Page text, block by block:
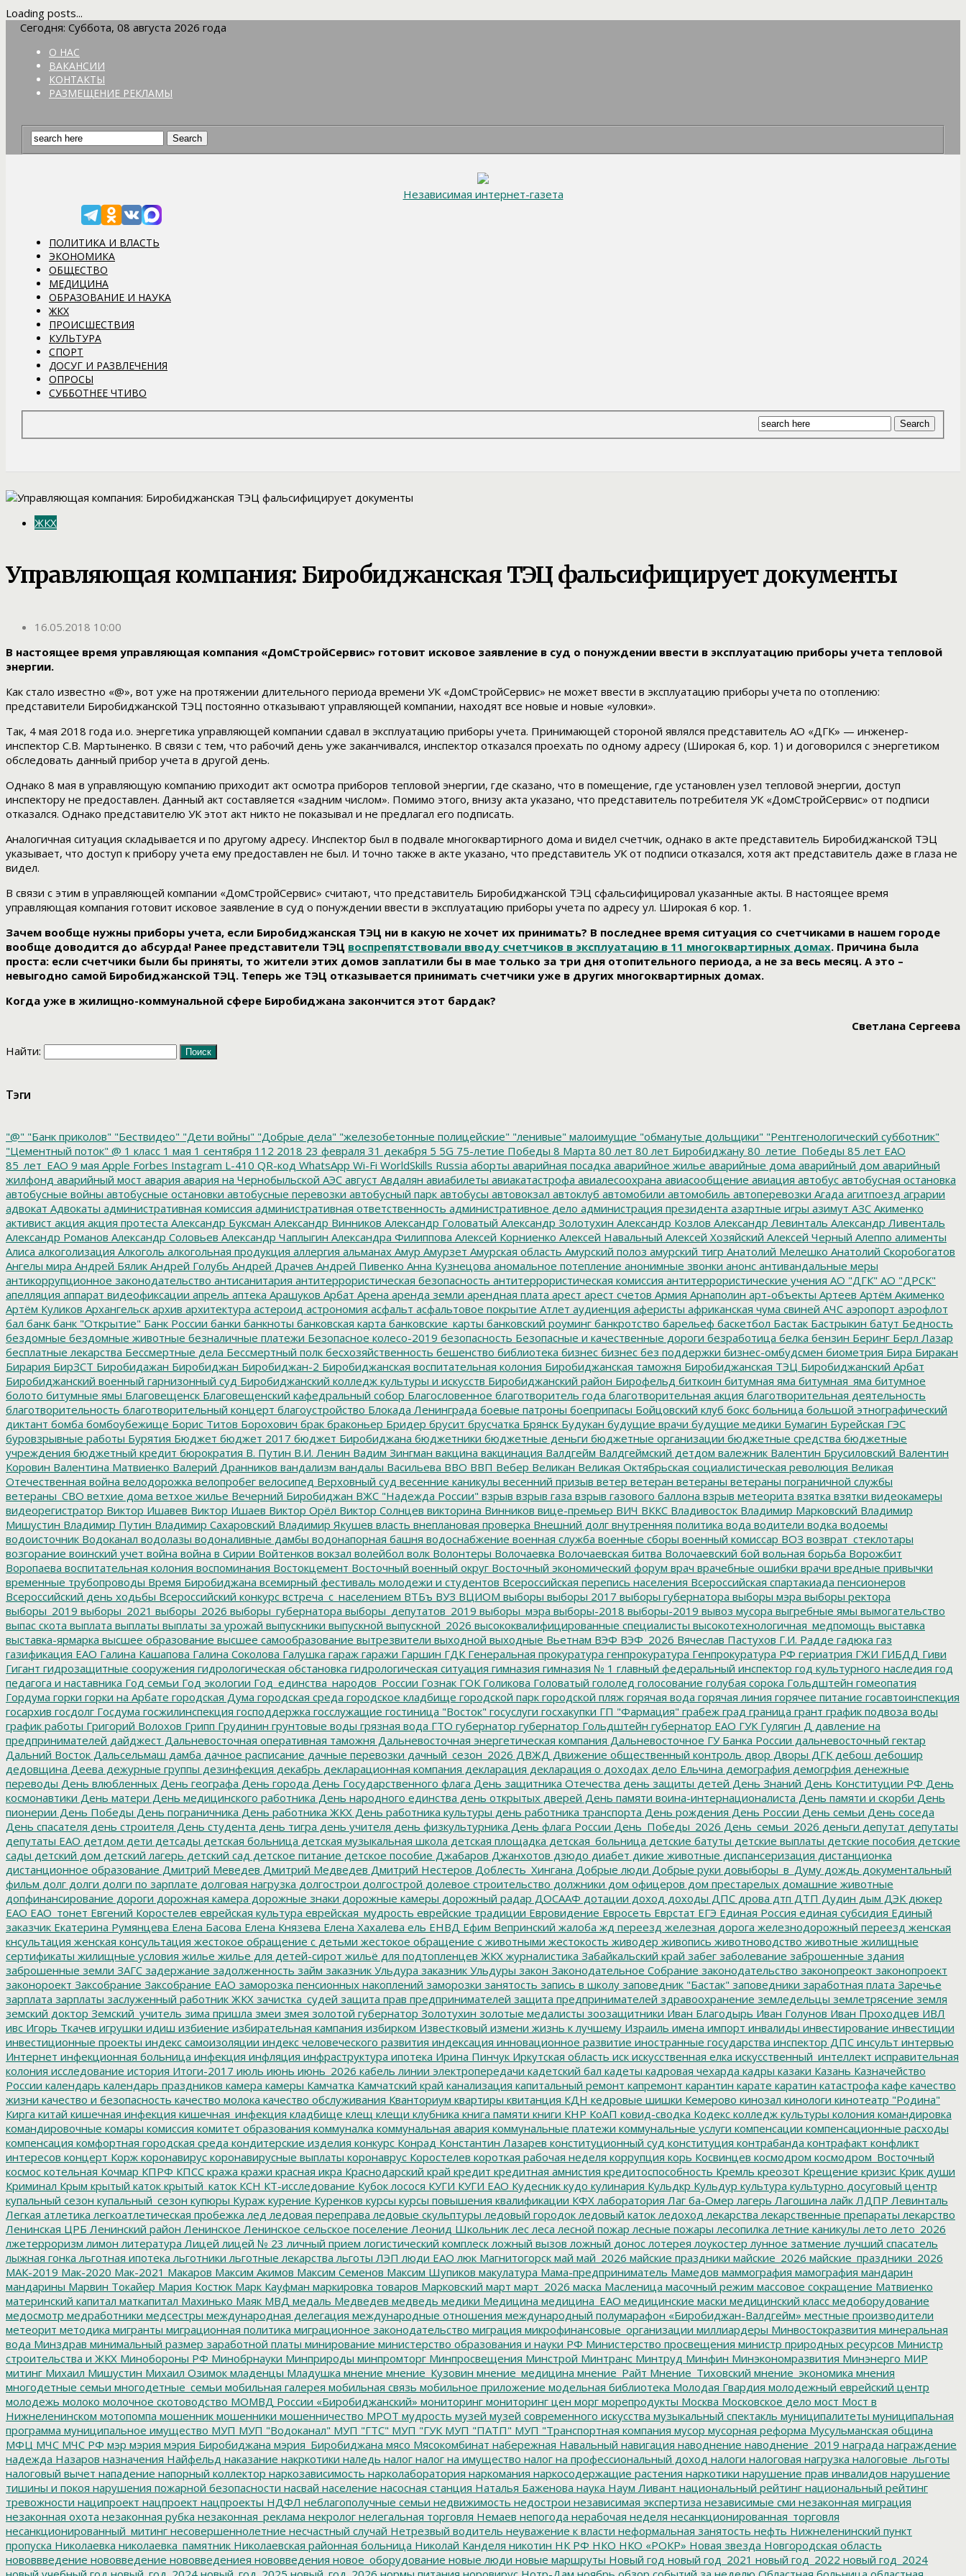
Loading posts...
Сегодня: Суббота, 08 августа 2026 года
О НАС
ВАКАНСИИ
КОНТАКТЫ
РАЗМЕЩЕНИЕ РЕКЛАМЫ
Независимая интернет-газета
ПОЛИТИКА И ВЛАСТЬ
ЭКОНОМИКА
ОБЩЕСТВО
МЕДИЦИНА
ОБРАЗОВАНИЕ И НАУКА
ЖКХ
ПРОИСШЕСТВИЯ
КУЛЬТУРА
СПОРТ
ДОСУГ И РАЗВЛЕЧЕНИЯ
ОПРОСЫ
СУББОТНЕЕ ЧТИВО
ЖКХ
Управляющая компания: Биробиджанская ТЭЦ фальсифицирует документы
16.05.2018 10:00
В настоящее время управляющая компания «ДомСтройСервис» готовит исковое заявление в суд о понуждении ввести в эксплуатацию приборы учета тепловой
энергии.
Как стало известно «@», вот уже на протяжении длительного периода времени УК «ДомСтройСервис» не может ввести в эксплуатацию приборы учета по отоплению:
представители Биробиджанской ТЭЦ постоянно отказывают управляющей компании, находят все новые и новые «уловки».
Так, 4 мая 2018 года и.о. энергетика управляющей компании сдавал в эксплуатацию приборы учета. Принимающей стороной являлся представитель АО «ДГК» — инженер-
инспектор С.В. Мартыненко. В связи с тем, что рабочий день уже заканчивался, инспектор отказался проехать по одному адресу (Широкая 6, кор. 1) и договорился с энергетиком
обследовать данный прибор учета в другой день.
Однако 8 мая в управляющую компанию приходит акт осмотра приборов тепловой энергии, где сказано, что в помещение, где установлен узел тепловой энергии, доступ
инспектору не предоставлен. Данный акт составляется «задним числом». Помимо этого, внизу акта указано, что представитель потребителя УК «ДомСтройСервис» от подписи
отказался. Однако представителю УК этот акт никто не показывал и не предлагал его подписать.
Аналогичная ситуация складывается и по другому адресу. Инспектор был в подвале многоквартирного дома и видел счетчик, однако в акте представитель Биробиджанской ТЭЦ
указывает, что доступ к прибору учета ему предоставлен не был. И точно также в акте указано, что представитель УК от подписи отказался, хотя акт представитель даже в глаза не
видел.
В связи с этим в управляющей компании «ДомСтройСервис» считают, что представитель Биробиджанской ТЭЦ сфальсифицировал указанные акты. В настоящее время
управляющая компания готовит исковое заявление в суд о понуждении ввести в эксплуатацию приборы учета по адресу ул. Широкая 6 кор. 1.
Зачем вообще нужны приборы учета, если Биробиджанская ТЭЦ ни в какую не хочет их принимать? В последнее время ситуация со счетчиками в нашем городе
вообще доводится до абсурда! Ранее представители ТЭЦ воспрепятствовали вводу счетчиков в эксплуатацию в 11 многоквартирных домах. Причина была
проста: если счетчики были бы приняты, то жители этих домов заплатили бы в мае только за три дня отопительного периода, а не за весь месяц. А это –
невыгодно самой Биробиджанской ТЭЦ. Теперь же ТЭЦ отказывается принимать счетчики уже в других многоквартирных домах.
Когда уже в жилищно-коммунальной сфере Биробиджана закончится этот бардак?
Светлана Сергеева
Найти:
Тэги
"@" "Банк приколов" "Бествидео" "Дети войны" "Добрые дела" "железобетонные полицейские" "ленивые" малоимущие "обманутые дольщики" "Рентгенологический субботник"
"Цементный поток" @ 1 класс 1 мая 1 сентября 112 2018 23 февраля 31 декабря 5 5G 75-летие Победы 8 Марта 80 лет 80 лет Биробиджану 80_летие_Победы 85 лет ЕАО
85_лет_ЕАО 9 мая Apple Forbes Instagram L-410 QR-код WhatsApp Wi-Fi WorldSkills Russia аборты аварийная посадка аварийное жилье аварийные дома аварийный дом аварийный
жилфонд аварийный мост авария авария на Чернобыльской АЭС август Авдалян авиабилеты авиакатастрофа авиалесоохрана авиасообщение авиация автобус автобусная остановка
автобусные войны автобусные остановки автобусные перевозки автобусный парк автобусы автовокзал автоклуб автомобили автомобиль автоперевозки Агада агитпоезд аграрии
адвокат Адвокаты административная комиссия административная ответственность административное дело администрация президента азартные игры азимут АЗС Акименко
активист акция акция протеста Александр Буксман Александр Винников Александр Головатый Александр Золотухин Александр Козлов Александр Левинталь Александр Ливенталь
Александр Романов Александр Соловьев Александр Чаплыгин Александра Филиппова Алексей Корниенко Алексей Навальный Алексей Хозяйский Алексей Черный Алеппо алименты
Алиса алкоголизация Алкоголь алкогольная продукция аллергия альманах Амур Амурзет Амурская область Амурский полоз амурский тигр Анатолий Мелешко Анатолий Скоробогатов
Ангелы мира Андрей Бялик Андрей Голубь Андрей Драчев Андрей Пивенко Анна Кузнецова аномальное потепление анонимные звонки анонс антивандальные меры
антикоррупционное законодательство антисанитария антитеррористическая безопасность антитеррористическая комиссия антитеррористические учения АО "ДГК" АО "ДРСК"
апелляция аппарат видеофиксации апрель аптека Арашуков Арбат Арена аренда земли арендная плата арест арест счетов Армия Арнаполин арт-объекты Артеев Артём Акименко
Артём Куликов Архангельск архив архитектура астероид астрономия асфальт асфальтовое покрытие Атлет аудиенция аферисты африканская чума свиней АЧС аэропорт аэрофлот
бал банк банк "Открытие" Банк России банки банкноты банковская карта банковские_карты банковский роуминг банкротство барельеф баскетбол Бастак Бастрыкин батут Бедность
бездомные бездомные животные безналичные платежи Безопасное колесо-2019 безопасность Безопасные и качественные дороги безработица белка бензин Беринг Берл Лазар
бесплатные лекарства Бессмертные дела Бессмертный полк бесхозяйственность бешенство библиотека бизнес бизнес без поддержки бизнес-омбудсмен биометрия Бира Биракан
Бирария БирЗСТ Биробидажан Биробиджан Биробиджан-2 Биробиджанская воспитательная колония Биробиджанская таможня Биробиджанская ТЭЦ Биробиджанский Арбат
Биробиджанский военный гарнизонный суд Биробиджанский колледж культуры и искусств Биробиджанский район Бирофельд биткоин битумная яма битумная_яма битумное
болото битумные ямы Благовещенск Благовещенский кафедральный собор Благословенное благотворитель года благотворительная акция благотворительная деятельность
благотворительность благотворительный концерт благоустройство Блокада Ленинграда боевые патроны боеприпасы Бойцовский клуб бокс больница большой этнографический
диктант бомба бомбоубежище Борис Титов Борохович брак браконьер Бридер брусит брусчатка Брянск Будукан будущие врачи будущие медики Бумагин Бурейская ГЭС
буровзрывные работы Бурятия Бюджет бюджет 2017 бюджет Биробиджана бюджетники бюджетные деньги бюджетные организации бюджетные средства бюджетные
учреждения бюджетный кредит бюрократия В. Путин В.И. Ленин Вадим Зингман вакцина вакцинация Валдгейм Валдгеймский детдом валежник Валентин Брусиловский Валентин
Коровин Валентина Матвиенко Валерий Дранников вандализм вандалы Васильева ВВО ВВП Вебер Великан Великая Октябрьская социалистическая революция Великая
Отечественная война велодорожка велопробег велосипед Верховный суд весенние каникулы весенний призыв ветер ветеран ветераны ветераны пограничной службы
ветераны_СВО ветхие дома ветхое жилье Вечерний Биробиджан ВЖС "Надежда России" взрыв взрыв газа взрыв газового баллона взрыв метеорита взятка взятки видеокамеры
видеорегистратор Виктор Ишавев Виктор Ишаев Виктор Орёл Виктор Солнцев викторина Винников вице-премьер ВИЧ ВККС Владивосток Владимир Марковский Владимир
Мишустин Владимир Путин Владимир Сахаровский Владимир Якушев власть внеплановая проверка Внешний долг внутренняя политика вода водители водка водоемы
водоисточник Водоканал водолазы водоналивные дамбы водонапорная башня водоснабжение военная служба военные сборы военный комиссар ВОЗ возврат_стеклотары
возгорание воинский учет война война в Сирии Войтенков вокзал волейбол волк Волонтеры Волочаевка Волочаевская битва Волочаевский бой вольная борьба Ворожбит
Воропаева воспитательная колония воспоминания Востокцемент Восточный военный округ Восточный экономический форум врач врачебные ошибки врачи вредные привычки
временные трубопроводы Время Биробиджана всемирный фестиваль молодежи и студентов Всероссийская перепись населения Всероссийская спартакиада пенсионеров
Всероссийский день ходьбы Всероссийский конкурс встреча_с_населением ВТБъ ВУЗ ВЦИОМ выборы выборы 2017 выборы губернатора выборы мэра выборы ректора
выборы_2019 выборы_2021 выборы_2026 выборы_губернатора выборы_депутатов_2019 выборы_мэра выборы-2018 выборы-2019 вывоз мусора выгребные ямы вымогательство
выпас скота выплата выплаты выплаты за урожай выпускники выпускной выпускной_2026 высококвалифицированные специалисты высокотехнологичная_медпомощь выставка
выставка-ярмарка высшее образование высшее самообразование вытрезвители выходной выходные Вьетнам ВЭФ ВЭФ_2026 Вячеслав Пастухов Г.И. Радде гадюка газ
газификация ЕАО Галина Кашапова Галина Соколова Галушка гараж гаражи Гаршин ГДК Генеральная прокуратура генпрокуратура Генпрокуратура РФ гериатрия ГЖИ ГИБДД Гиви
Гигант гидрозащитные сооружения гидрологическая обстановка гидрологическая ситуация гимназия гимназия № 1 главный федеральный инспектор год культурного наследия год
педагога и наставника Год семьи Год экологии Год_единства_народов_России Гознак ГОК Голикова Головатый гололед голосование голубая сорока Гольдштейн гомеопатия
Гордума горки горки на Арбате городская Дума городская среда городское кладбище городской парк городской пляж горячая вода горячая линия горячее питание госавтоинспекция
госархив госдолг Госдума госжилинспекция господдержка госслужащие гостиница "Восток" госуслуги госхакупки ГП "Фармация" грабеж град граница грант график подвоза воды
график работы Григорий Волохов Грипп Грудинин грунтовые воды грязная вода ГТО губернатор губернатор Гольдштейн губернатор ЕАО ГУК Гулягин Д давление на
предпринимателей дайджест Дальневосточная оперативная таможня Дальневосточная энергетическая компания Дальневосточное ГУ Банка России дальневосточный гектар
Дальний Восток Дальсельмаш дамба дачное расписание дачные перевозки дачный_сезон_2026 ДВЖД Движение общественный контроль двор Дворы ДГК дебош дебошир
дедовщина Деева дежурные группы дезинфекция декабрь декларационная компания декларация декларация о доходах дело Ельчина демография демогрфия денежные
переводы День влюбленных День географа День города День Государственного флага День защитника Отечества день защиты детей День Знаний День Конституции РФ День
космонавтики День матери День медицинского работника День народного единства день открытых дверей День памяти воина-интернационалиста День памяти и скорби День
пионерии День Победы День пограничника День работника ЖКХ День работника культуры день работника транспорта День рождения День России День семьи День соседа
День спасателя день строителя День студента день тигра день учителя день физкультурника День флага России День_Победы_2026 День_семьи_2026 деньги депутат депутаты
депутаты ЕАО детдом дети детсады детская больница детская музыкальная школа детская площадка детская_больница детские батуты детские выплаты детские пособия детские
сады детский дом детский лагерь детский сад детское питание детское пособие Джабаров Джанхотов дзюдо диабет дикие животные диспансеризация дистанционка
дистанционное образование Дмитрий Меведев Дмитрий Медведев Дмитрий Нестеров Доблесть_Хингана Добрые люди Добрые руки довыборы_в_Думу дождь документальный
фильм долг долги долги по зарплате долговая нагрузка долгострои долгострой долевое строительство должники дом офицеров дом престарелых домашние животные
допфинансирование дороги дорожная камера дорожные знаки дорожные камеры дорожный радар ДОСААФ дотации доход доходы ДПС дрова дтп ДТП Дудин дым ДЭК дюкер
ЕАО ЕАО_тонет Евгений Коростелев еврейская культура еврейская_мудрость еврейские традиции Евровидение Евросеть Еврстат ЕГЭ Единая Россия единая субсидия Единый
заказчик Екатерина Румянцева Елена Басова Елена Князева Елена Хахалева ель ЕНВД Ефим Вепринский жалоба жд переезд железная дорога железнодорожный переезд женская
кнсультация женская консультация жестокое обращение с детьми жестокое обращение с животными жестокость живодер живопись животноводство животные жилищные
сертификаты жилищные условия жилье жилье для детей-сирот жильё для подтопленцев ЖКХ журналистика Забайкальский край забег заболевание заброшенные здания
заброшенные земли ЗАГС задержание задолженность займ заказник Ульдура заказник Ульдуры закон Законодательное Собрание законодательство законопреокт законопроект
законороект Заксобрание Заксобрание ЕАО заморозка пенсионных накоплений заморозки занятость запись в школу заповедник "Бастак" заповедники заработная плата Заречье
зарплата зарплаты заслуженный работник ЖКХ зачистка_судей защита прав предпринимателей защита предпринимателей здравоохранение земледельцы землетрясение земля
земский доктор Земский_учитель зима пришла змеи змея золотой губернатор Золотухин золотые медалисты зоозащитники Иван Благодырь Иван Голунов Иван Проходцев ИВЛ
ивс Игорь Ткачев игрушки идиш избиение избирательная кампания избирком Известковый измени жизнь к лучшему Израиль имена импорт инвалиды инвестирование инвестиции
инвестиционные проекты индекс самоизоляции индекс человеческого развития индексация инновационное развитие иностранные государства инспектор ДПС инсульт интервью
Интернет инфекционная больница инфекция инфляция инфраструктура ипотека Ирина Пинчук Иркутская область иск искусственная елка искусственный_интеллект исправительная
колония исследование история Итоги-2017 июль июнь июнь_2026 кабель линии электропередачи кадетский бал кадеты кадровая чехарда кадры казаки Казань Казначейство
России календарь календарь праздников камера камеры Камчатка Камчатский край канализация капитальный ремонт капремонт карантин карате каратин катастрофа кафе качество
жизни качество и безопасность качество молока качество обслуживания Кванториум квартиры квитанция КДН кедровые шишки Кемерово кинозал кинологи кинотеатр "Родина"
Кирга китай кишечная инфекция кишечная_инфекция кладбище клещ клещи клубника книга памяти книги КНР КоАП ковид-сводка Кодекс колледж культуры колония командировка
командировочные комары комиссия комитет образования коммуналка коммунальная авария коммунальные платежи коммунальные услуги компенсации компенсационные расходы
компенсация комфортная городская среда кондитерские изделия конкурс Конрад Константин Лазарев конституционный суд конституция контрабанда контрафакт конфликт
интересов концерт Корж коронавирус коронавирусные выплаты коронаврус Коростелев короткая рабочая неделя коррупция корь Косвинцев космодром космодром_Восточный
космос котельная Кочмар КПРФ КПСС кража кражи красная икра Краснодарский край кредит кредитная амнистия кредитоспособность Кремль креозот Крещение кризис Крик души
Криминал Крым крытый каток крытый_каток КСН КТ-исследование Кубок лосося КУГИ КУГИ ЕАО Кудесник кудо кулинария Кульдкр Кульдур культура культурно досуговый центр
купальный сезон купальный_сезон купюры Кураж курение Куренков курсы курсы повышения квалификации КФХ лаборатория Лаг ба-Омер лагерь Лагошина лайк ЛДПР Левинталь
Легкая атлетика легкоатлетическая пробежка лед ледовая переправа ледовые скульптуры ледовый городок ледовый каток ледоход лекарства лекарственные препараты лекарство
Ленинская ЦРБ Ленинский район Ленинское Ленинское сельское поселение Леонид Школьник лес леса лесной пожар лесные пожары лесопилка летние каникулы лето лето_2026
лжетерроризм лимон литература Лицей лицей № 23 личный прием логистический комплеск ложный вызов ложный донос лотерея лоукостер лунное затмение лучший спасатель
лыжная гонка льготная ипотека льготники льготные лекарства льготы ЛЭП люди ЕАО люк Магнитогорск май май_2026 майские праздники майские_2026 майские_праздники_2026
МАК-2019 Мак-2020 Мак-2021 Макаров Максим Акимов Максим Семенов Максим Шупиков макулатура Мама-предприниматель Мамедов маммография мамография мандарин
мандарины Марвин Токайер Мария Костюк Марк Кауфман маркировка товаров Марковский март март_2026 маска Масленица масочный режим массовое сокращение Матвиенко
материнский капитал маткапитал Махинько Маяк МВД медаль Медведев медведь медики Медицина медицина_ЕАО медицинские маски медицинский класс медоборудование
медосмотр медработники медсестры международная делегация международные отношения международный полумарафон «Биробиджан-Валдгейм» местные производители
метеорит методика мигранты миграционная политика миграционное законодательство миграция микрофинансовые_организации миллиардеры Минвостокразвития минеральная
вода Минздрав минимальный размер заработной платы минирование министерство образования и науки РФ Министерство просвещения министр природных ресурсов Министр
строительства и ЖКХ Минобороны РФ Минобрнауки Минприроды минпромторг Минпросвещения Минстрой Минтранс Минтруд Минфин Минэкономразвития Минэнерго МИР
митинг Михаил Мишустин Михаил Озимок младенцы Младушка мнение мнение_Кузовин мнение_медицина мнение_Райт Мнение_Тиховский мнение_экономика мнения
многодетные семьи многодетные_семьи мобильная галерея мобильная связь мобильное приложение модельная библиотека Молодая Гвардия молодежный еврейский центр
молодежь молоко молочное скотоводство МОМВД России «Биробиджанский» мониторинг мониторинг цен морг морепродукты Москва Московское дело мост Мост в
Нижнеленинском мотопомпа мошенник мошенники мошенничество МРОТ мудрость музей музей современного искусства музыкальный спектакль муниципалитеты муниципальная
программа муниципальное имущество МУП МУП "Водоканал" МУП "ГТС" МУП "ГУК МУП "ПАТП" МУП "Транспортная компания мусор мусорная реформа Мусульманская община
МФЦ МЧС МЧС РФ мэр мэрия мэрия Биробиджана мэрия_Биробиджана мясо Мясокомбинат набережная Навальный навигация наводнение наводнение_2019 награда награждение
надежда Назаров назначения Найфельд наказание накркотики наледь налог налог на имущество налог на профессиональный доход налоги налоговая нагрузка налоговые_льготы
налоговый вычет нападение напорный коллектор наркозависимость нарколаборатория наркомания наркосодержащие растения наркотики нарушение прав инвалидов нарушение
тишины и покоя нарушения пожарной безопасности насвай население насосная станция Наталья Баженова наука Наум Ливант национальный рейтинг национальный рейтинг
тревожности наципроект нацпроект нацпроекты НДФЛ неблагополучные семьи недвижимость недострои независимая экспертиза независимые сми незаконная миграция
незаконная охота незаконная рубка незаконная_реклама некролог нелегальная торговля Немаев непогода нерабочая неделя несанкционированная_торговля
несанкционированный_митинг несовершеннолетние несчастный случай Нетрезвый водитель неуважение к власти неформальная занятость нефть Нижнеленинский пункт
пропуска Николаевка николаевка_памятник Николаевская районная больница Николай Канделя никотин НК РФ НКО НКО «РОКР» Новая звезда Новгородская область
нововвведение нововведение нововведениея нововведения новое_оборудование новые люди новые маршруты Новый год новый год_2021 новый год_2022 новый год_2024